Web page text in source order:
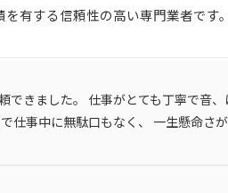
有する信頼性の高い専門業者です。
できました。 仕事がとても丁寧で音
仕事中に無駄口もなく、 一生懸命さ